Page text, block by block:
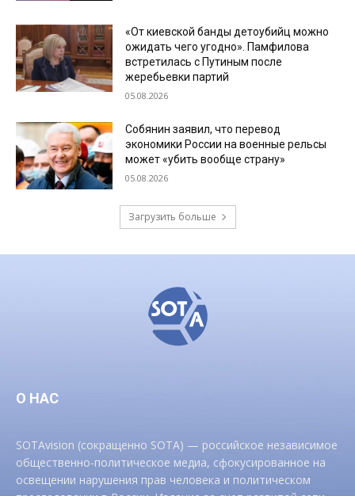
«От киевской банды детоубийц можно
ожидать чего угодно». Памфилова
встретилась с Путиным после
жеребьевки партий
05.08.2026
Собянин заявил, что перевод
экономики России на военные рельсы
может «убить вообще страну»
05.08.2026
Загрузить больше
О НАС
SOTAvision (сокращенно SOTA) — российское независимое
общественно-политическое медиа, сфокусированное на
освещении нарушения прав человека и политическом